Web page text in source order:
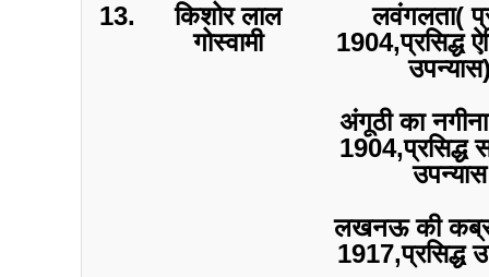
13.
किशोर लाल
गोस्वामी
लवंगलता(
1904,प्रसिद्ध
अंगूठी का
1904,प्रसिद्ध
उपन्यास
लखनऊ की
1917,प्रसिद्ध